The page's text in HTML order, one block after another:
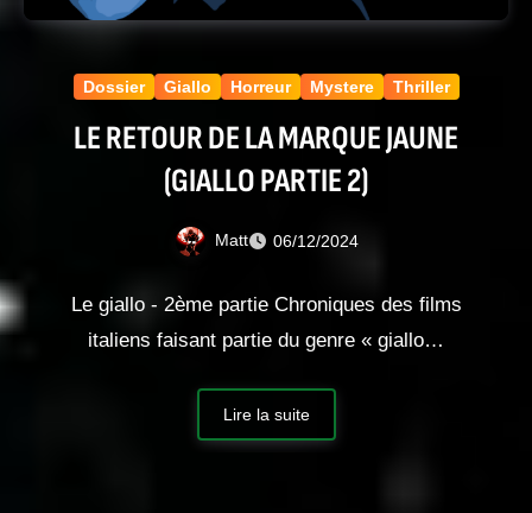
Dossier Giallo Horreur Mystere Thriller
LE RETOUR DE LA MARQUE JAUNE
(GIALLO PARTIE 2)
Matt 06/12/2024
Le giallo - 2ème partie Chroniques des films
italiens faisant partie du genre « giallo…
Lire la suite